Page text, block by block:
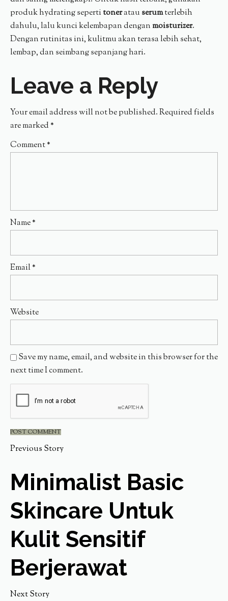
produk hydrating sepertitoneratau serumterlebih
dahulu, lalu kunci kelembapan denganmoisturizer.
Dengan rutinitas ini, kulitmu akan terasa lebih sehat,
lembap, dan seimbang sepanjang hari.
Leave a Reply
Your email address will not be published.Required fields
are marked *
Comment*
Name*
Email*
Website
Save my name, email, and website in this browser for the
next time I comment.
Previous Story
Minimalist Basic
Skincare Untuk
Kulit Sensitif
Berjerawat
Next Story